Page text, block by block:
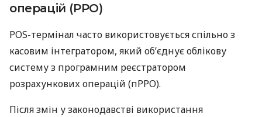
операцій (РРО)
POS-термінал часто використовується спільно з
касовим інтегратором, який об’єднує облікову
систему з програмним реєстратором
розрахункових операцій (пРРО).
Після змін у законодавстві використання